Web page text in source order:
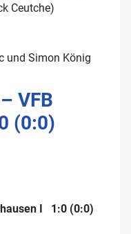
Ceutche)
und Simon König
VFB
(0:0)
I 1:0 (0:0)